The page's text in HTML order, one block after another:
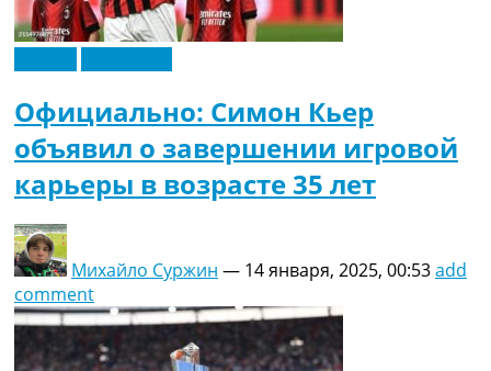
Официально: Симон Кьер
объявил о завершении игровой
карьеры в возрасте 35 лет
Михайло Суржин — 14 января, 2025, 00:53add
comment